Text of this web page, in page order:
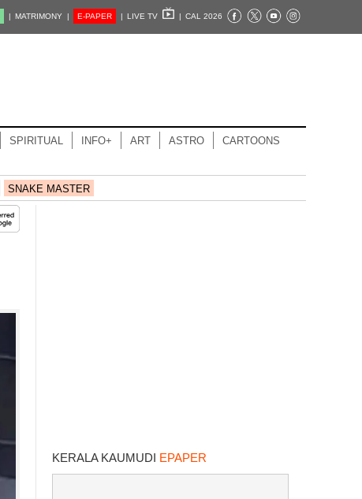
| MATRIMONY | E-PAPER | LIVE TV | CAL 2026
SPIRITUAL INFO+ ART ASTRO CARTOONS
SNAKE MASTER
KERALA KAUMUDI EPAPER